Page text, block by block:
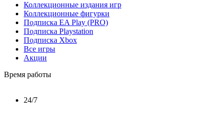
Коллекционные издания игр
Коллекционные фигурки
Подписка EA Play (PRO)
Подписка Playstation
Подписка Xbox
Все игры
Акции
Время работы
24/7